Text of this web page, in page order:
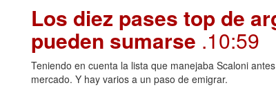
Los diez pases top de
pueden sumarse .10:59
Teniendo en cuenta la lista que manejaba Scaloni
mercado. Y hay varios a un paso de emigrar.